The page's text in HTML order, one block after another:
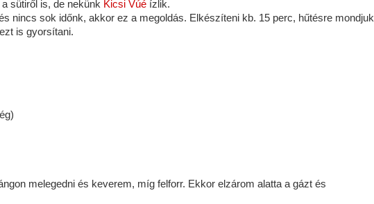
sütiről is, de nekünk Kicsi Vúé ízlik.
nincs sok időnk, akkor ez a megoldás. Elkészíteni kb. 15 perc, hűtésre mondjuk
is gyorsítani.
melegedni és keverem, míg felforr. Ekkor elzárom alatta a gázt és